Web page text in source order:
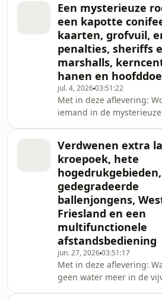
lama's spugen? Wat doe
onbekende beesten in
huis? Waardoor duurt de
politici zo lang? En kan de
pindakaasvloer van Wim
over de datum en
raken? Wordt met de term
ouwehoeren bedoeld dat
prostituees weinig klandiz
Een mysterieuze
een kapotte
kaarten, grofvuil,
penalties, sheriffs
marshalls,
hanen en
jul. 4, 202603:51:22
Met in deze aflevering: Woont er
iemand in de
kapotte conifeer',
nieuwe ov-kaarten, is
altijd afval, zou emdr
voetballers die penalties
nemen, wat is het verschil
sheriffs en marshalls,
het zo lang om
bouwen, waarom
Verdwenen extra
kroepoek, hete
hogedrukgebieden,
gedegradeerde
ballenjongens,
Friesland en een
multifunctionele
afstandsbediening
jun. 27, 202603:51:17
Met in deze aflevering: Waarom zit er
geen water meer in de